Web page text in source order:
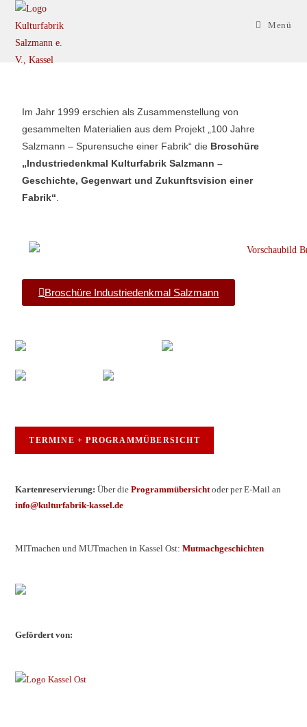
Menü
Im Jahr 1999 erschien als Zusammenstellung von
gesammelten Materialien aus dem Projekt „100 Jahre
Salzmann – Spurensuche einer Fabrik“ die Broschüre
„Industriedenkmal Kulturfabrik Salzmann –
Geschichte, Gegenwart und Zukunftsvision einer
Fabrik“
Broschüre Industriedenkmal Salzmann
TERMINE + PROGRAMMÜBERSICHT
Kartenreservierung: Über dieProgrammübersichtoder per E-Mail an
info@kulturfabrik-kassel.de
MITmachen und MUTmachen in Kassel Ost:Mutmachgeschichten
Gefördert von: